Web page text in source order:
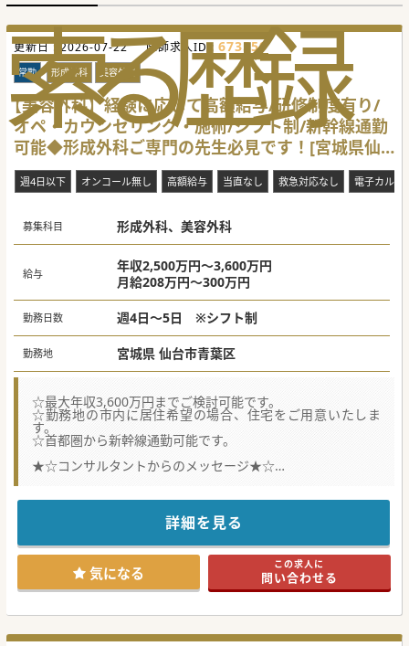
索る歴録
更新日 : 2026-07-22 医師求人ID : 673559
常勤 形成外科 美容外科
【美容外科】経験に応じて高額給与/研修制度有り/
オペ・カウンセリング・施術/シフト制/新幹線通勤
可能◆形成外科ご専門の先生必見です！[宮城県仙
台市]
週4日以下 オンコール無し 高額給与 当直なし 救急対応なし 電子カルテ
募集科目 形成外科、美容外科
給与
年収2,500万円～3,600万円
月給208万円～300万円
勤務日数 週4日～5日 ※シフト制
勤務地 宮城県 仙台市青葉区
☆最大年収3,600万円までご検討可能です。
☆勤務地の市内に居住希望の場合、住宅をご用意いたしま
す。
☆首都圏から新幹線通勤可能です。
★☆コンサルタントからのメッセージ★☆
東北エリアを中心に展開している法人グループです。
いただく勤務形態になります。
高額求人ですので、お早めにお問合せ下さい。
#業務委託案件 #秋入職可
詳細を見る
気になる この求人に
問い合わせる